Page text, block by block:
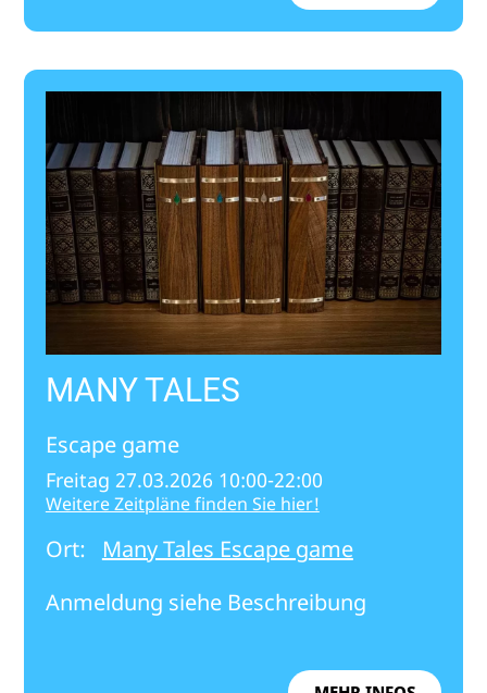
MANY TALES
Escape game
Freitag 27.03.2026 10:00-22:00
Weitere Zeitpläne finden Sie hier!
Ort:
Many Tales Escape game
Anmeldung siehe Beschreibung